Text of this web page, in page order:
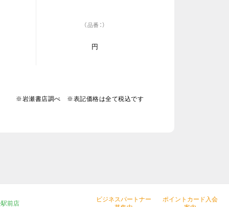
（品番：）
円
※岩瀬書店調べ ※表記価格は全て税込です
前店
ビジネスパートナー
ポイントカード入会